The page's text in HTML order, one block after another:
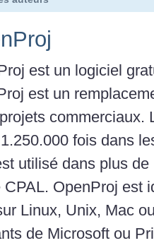
est un logiciel
est un
commerciaux.
fois dans
utilisé dans plus
OpenProj est
Linux, Unix, Mac
de Microsoft ou